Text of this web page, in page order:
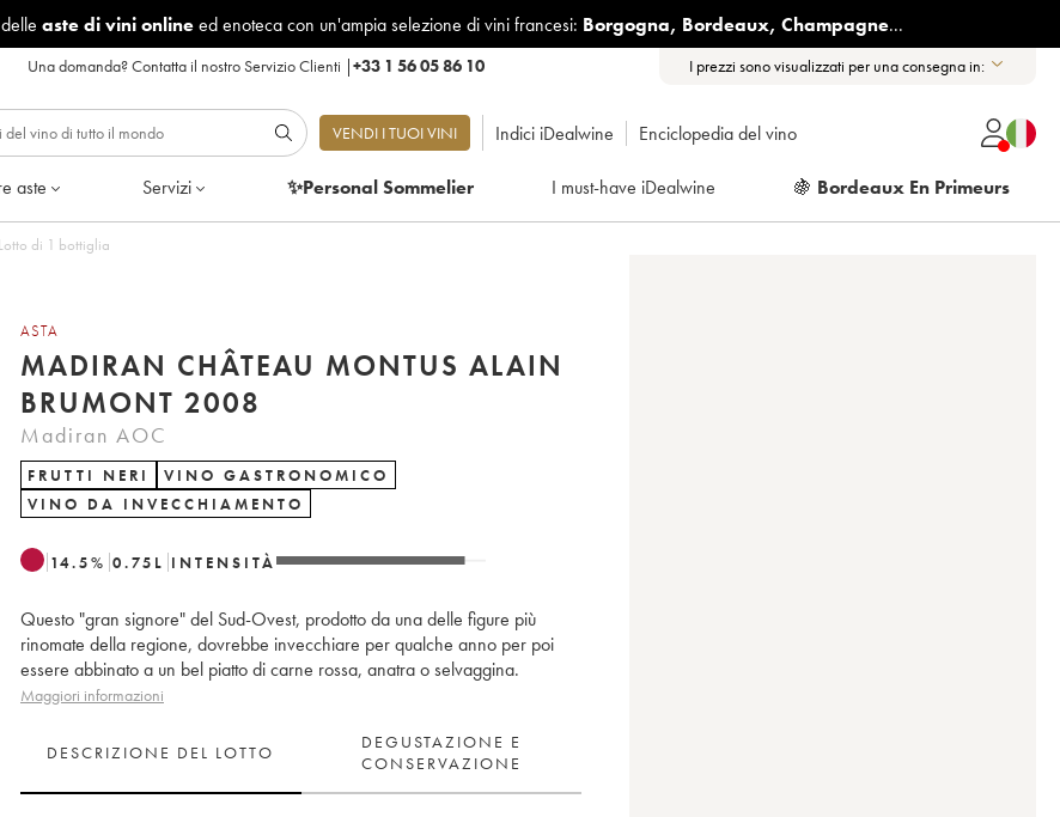
aste di vini onlineed enoteca con un'ampia selezione di vini francesi: Borgogna, Bordeaux, Champagne...
Una domanda?Contatta il nostro Servizio Clienti |+33 1 56 05 86 10 I prezzi sono visualizzati per una consegna in:
VENDI I TUOI VINI Indici iDealwine Enciclopedia del vino
aste Servizi ✨Personal Sommelier I must-have iDealwine 🍇 Bordeaux En Primeurs
di 1 bottiglia
ASTA
MADIRAN CHÂTEAU MONTUS ALAIN
BRUMONT 2008
Madiran AOC
FRUTTI NERI
VINO GASTRONOMICO
VINO DA INVECCHIAMENTO
14.5% 0.75 L INTENSITÀ
Questo "gran signore" del Sud-Ovest, prodotto da una delle figure più
rinomate della regione, dovrebbe invecchiare per qualche anno per poi
essere abbinato a un bel piatto di carne rossa, anatra o selvaggina.
Maggiori informazioni
DESCRIZIONE DEL LOTTO
DEGUSTAZIONE E
CONSERVAZIONE